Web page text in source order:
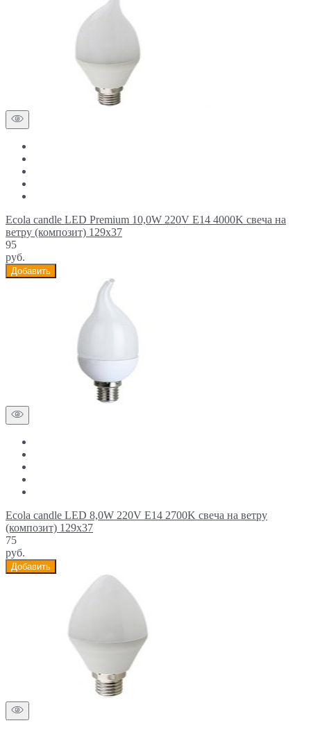
Ecola candle LED Premium 10,0W 220V E14 4000K свеча на
ветру (композит) 129x37
95
руб.
Добавить
Ecola candle LED 8,0W 220V E14 2700K свеча на ветру
(композит) 129x37
75
руб.
Добавить